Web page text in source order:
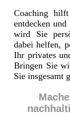
Coaching
entdecken
wird Sie
dabei helfen,
Ihr privates
Bringen Sie
Sie insgesamt